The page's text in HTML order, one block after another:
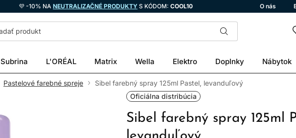
💜 -10% NA NEUTRALIZAČNÉ PRODUKTY S KÓDOM: COOL10 O nás
Subrina L'ORÉAL Matrix Wella Elektro Doplnky Nábytok
Pastelové farebné spreje
Sibel farebný spray 125ml Pastel, levanduľový
Oficiálna distribúcia
Sibel farebný spray 125ml